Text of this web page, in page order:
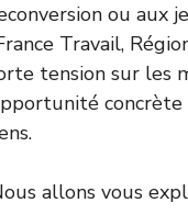
ou aux
Travail,
tension sur les
allons vous